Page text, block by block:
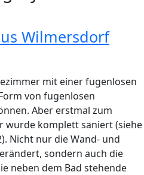
Wilmersdorf
mit einer fugenlosen
von fugenlosen
Aber erstmal zum
wurde komplett saniert (siehe
Nicht nur die Wand- und
sondern auch die
neben dem Bad stehende